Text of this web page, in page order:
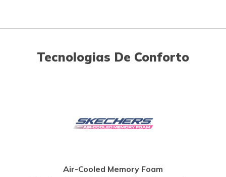
Tecnologias De Conforto
Air-Cooled Memory Foam